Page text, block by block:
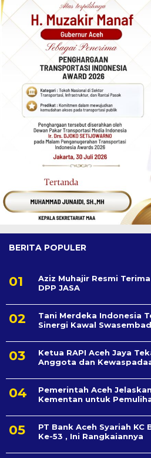
BERITA POPULER
Aziz Muhajir Resmi
DPP JASA
Tani Merdeka Indonesia
Sinergi Kawal
Ketua RAPI Aceh Jaya
Anggota dan
Pemerintah Aceh
Kementan untuk
PT Bank Aceh Syariah KC
Ke-53 , Ini Rangkaiannya